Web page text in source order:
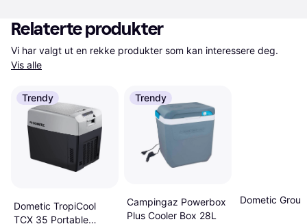
Relaterte produkter
Vis alle
Trendy
Dometic TropiCool
TCX 35 Portable
Trendy
Campingaz Powerbox
Plus Cooler Box 28L
Dometic